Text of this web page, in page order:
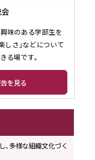
味のある学部生を
しさ」などについて
る場です。
を見る
、多様な組織文化づく